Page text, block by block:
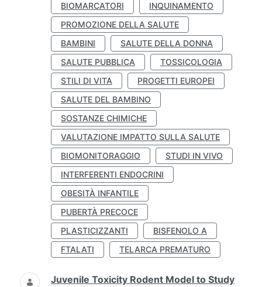
BIOMARCATORI
INQUINAMENTO
PROMOZIONE DELLA SALUTE
BAMBINI
SALUTE DELLA DONNA
SALUTE PUBBLICA
TOSSICOLOGIA
STILI DI VITA
PROGETTI EUROPEI
SALUTE DEL BAMBINO
SOSTANZE CHIMICHE
VALUTAZIONE IMPATTO SULLA SALUTE
BIOMONITORAGGIO
STUDI IN VIVO
INTERFERENTI ENDOCRINI
OBESITÀ INFANTILE
PUBERTÀ PRECOCE
PLASTICIZZANTI
BISFENOLO A
FTALATI
TELARCA PREMATURO
Juvenile Toxicity Rodent Model to Study